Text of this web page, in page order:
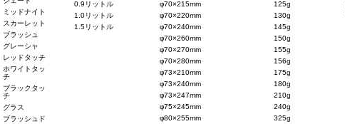
ミッドナイト
スカーレット
ブラッシュ
グレーシャ
レッドタッチ
ホワイトタッ
チ
ブラックタッ
チ
グラス
ブラッシュド
0.9リットル
1.0リットル
1.5リットル
φ70×215mm
φ70×220mm
φ70×240mm
φ70×260mm
φ70×270mm
φ70×280mm
φ73×210mm
φ73×240mm
φ73×247mm
φ75×245mm
φ80×255mm
125g
130g
145g
150g
155g
156g
175g
180g
210g
240g
325g